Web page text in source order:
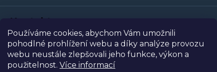
Používáme cookies, abychom Vám umožnili
pohodlné prohlížení webu a díky analýze provozu
webu neustále zlepšovali jeho funkce, výkon a
použitelnost. Více informací
Kontakt
Prodejna